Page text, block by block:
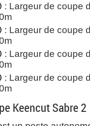
: Largeur de coupe
: Largeur de coupe
: Largeur de coupe
: Largeur de coupe
Keencut Sabre 2